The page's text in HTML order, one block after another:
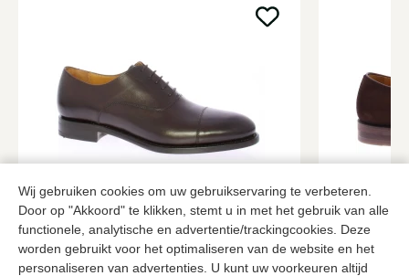
Wij gebruiken cookies om uw gebruikservaring te verbeteren.
Door op "Akkoord" te klikken, stemt u in met het gebruik van alle
functionele, analytische en advertentie/trackingcookies. Deze
worden gebruikt voor het optimaliseren van de website en het
personaliseren van advertenties. U kunt uw voorkeuren altijd
Berwick
Bruine veterschoenen heren
249,95 2 kleuren
Magnanni
Bruine
349,95